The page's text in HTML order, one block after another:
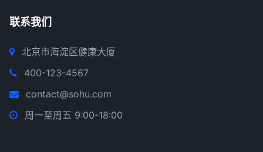
联系我们
北京市海淀区健康大厦
400-123-4567
contact@sohu.com
周一至周五 9:00-18:00